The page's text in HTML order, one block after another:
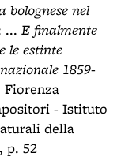
bolognese nel
... E finalmente
le estinte
1859-
Fiorenza
- Istituto
della
p. 52